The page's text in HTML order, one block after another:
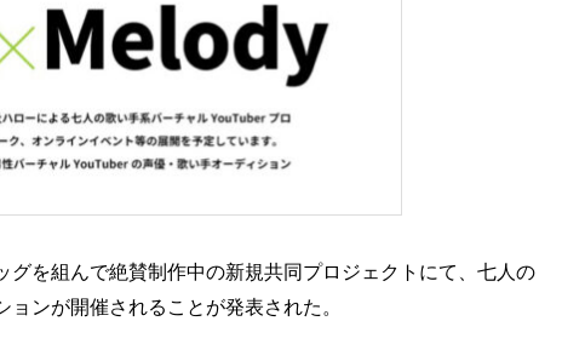
を組んで絶賛制作中の新規共同プロジェクトにて、七人の
ンが開催されることが発表された。